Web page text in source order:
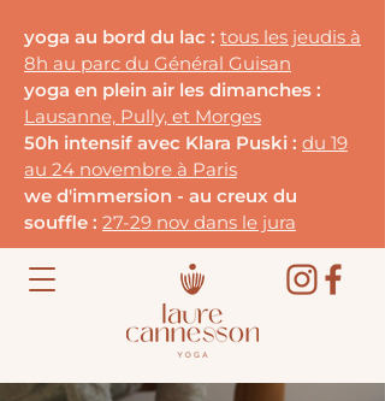
yoga au bord du lac : tous les jeudis à
8h au parc du Général Guisan
yoga en plein air les dimanches :
Lausanne, Pully, et Morges
50h intensif avec Klara Puski : du 19
au 24 novembre à Paris
we d'immersion - au creux du
souffle : 27-29 nov dans le jura